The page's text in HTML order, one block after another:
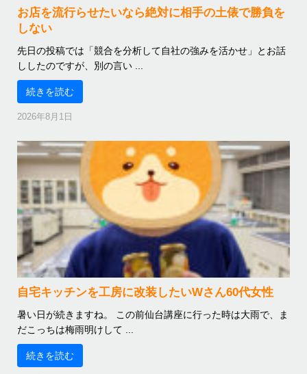
お店を流行らせたいなら絶対に相手の土俵で勝負を
しない
先日の投稿では「競合を分析して自社の強みを活かせ」とお話
ししたのですが、別の言い ...
続きを読む
2026年8月1日
自宅キッチンを工房に改装したいWさん60代女性
暑い日が続きますね。 この前仙台講座に行った時は大雨で、ま
だこっちは梅雨明けして ...
続きを読む